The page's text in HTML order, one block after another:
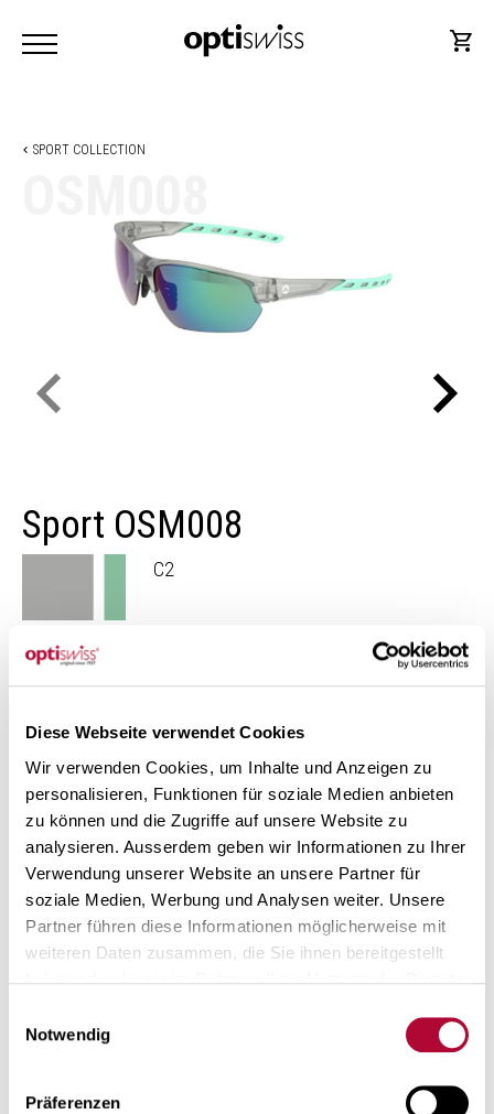
Diese Webseite verwendet Cookies
Wir verwenden Cookies, um Inhalte und Anzeigen zu
personalisieren, Funktionen für soziale Medien anbieten
zu können und die Zugriffe auf unsere Website zu
analysieren. Ausserdem geben wir Informationen zu Ihrer
Verwendung unserer Website an unsere Partner für
soziale Medien, Werbung und Analysen weiter. Unsere
Partner führen diese Informationen möglicherweise mit
weiteren Daten zusammen, die Sie ihnen bereitgestellt
Daten und Ihre Rechte zu erfahren
Notwendig
Präferenzen
SPORT COLLECTION
Sport OSM008
C2
More frames
collection